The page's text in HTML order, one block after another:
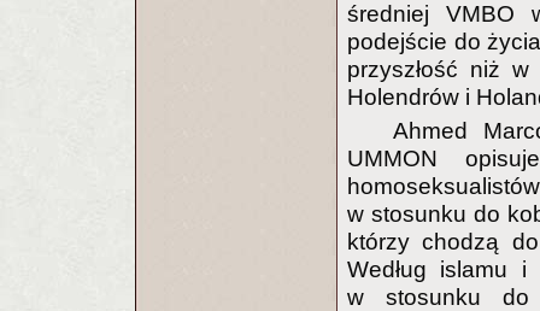
średniej VMBO
podejście do
przyszłość niż
Holendrów i
Ahmed
UMMON
w stosunku do
którzy chodzą
Według islamu
w stosunku do